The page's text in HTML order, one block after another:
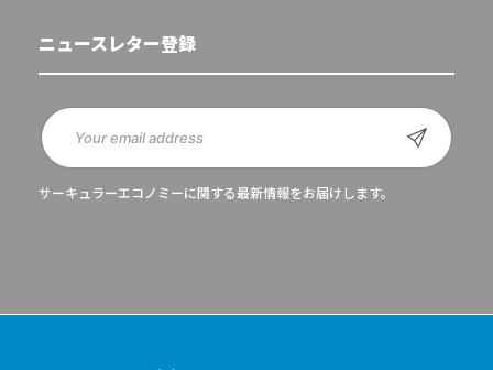
ニュースレター登録
サーキュラーエコノミーに関する最新情報をお届けします。